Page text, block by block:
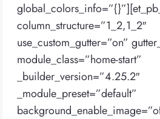
column_structure=”1_2,1_2″
use_custom_gutter=”on”
module_class=”home-start”
_builder_version=”4.25.2″
_module_preset=”default”